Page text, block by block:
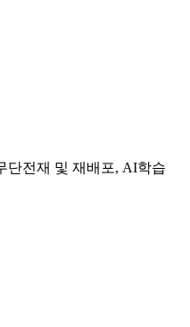
전재 및 재배포, AI학습